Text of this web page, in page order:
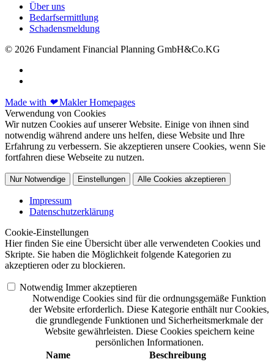
Über uns
Bedarfsermittlung
Schadensmeldung
© 2026 Fundament Financial Planning GmbH&Co.KG
Made with ❤Makler Homepages
Verwendung von Cookies
Wir nutzen Cookies auf unserer Website. Einige von ihnen sind
notwendig während andere uns helfen, diese Website und Ihre
Erfahrung zu verbessern. Sie akzeptieren unsere Cookies, wenn Sie
fortfahren diese Webseite zu nutzen.
Nur Notwendige Einstellungen Alle Cookies akzeptieren
Impressum
Datenschutzerklärung
Cookie-Einstellungen
Hier finden Sie eine Übersicht über alle verwendeten Cookies und
Skripte. Sie haben die Möglichkeit folgende Kategorien zu
akzeptieren oder zu blockieren.
Notwendig Immer akzeptieren
Notwendige Cookies sind für die ordnungsgemäße Funktion
der Website erforderlich. Diese Kategorie enthält nur Cookies,
die grundlegende Funktionen und Sicherheitsmerkmale der
Website gewährleisten. Diese Cookies speichern keine
persönlichen Informationen.
Name
Beschreibung